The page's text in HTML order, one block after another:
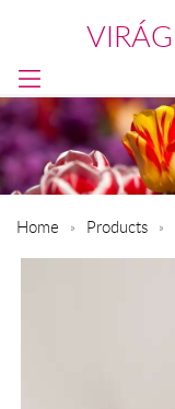
Home Products